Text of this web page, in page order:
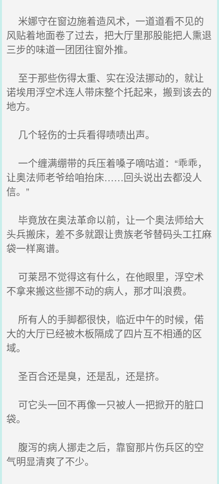
米娜守在窗边施着造风术，一道道看不见的
风贴着地面卷了过去，把大厅里那股能把人熏退
三步的味道一团团往窗外推。
至于那些伤得太重、实在没法挪动的，就让
诺埃用浮空术连人带床整个托起来，搬到该去的
地方。
几个轻伤的士兵看得啧啧出声。
一个缠满绷带的兵压着嗓子嘀咕道：“乖乖，
让奥法师老爷给咱抬床……回头说出去都没人
信。”
毕竟放在奥法革命以前，让一个奥法师给大
头兵搬床，差不多就跟让贵族老爷替码头工扛麻
袋一样离谱。
可莱昂不觉得这有什么，在他眼里，浮空术
不拿来搬这些挪不动的病人，那才叫浪费。
所有人的手脚都很快，临近中午的时候，偌
大的大厅已经被木板隔成了四片互不相通的区
域。
圣百合还是臭，还是乱，还是挤。
可它头一回不再像一只被人一把掀开的脏口
袋。
腹泻的病人挪走之后，靠窗那片伤兵区的空
气明显清爽了不少。